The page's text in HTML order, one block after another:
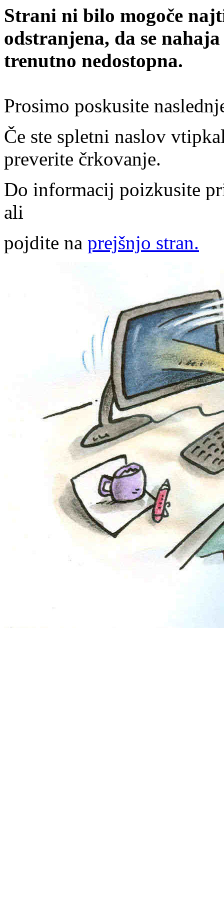
Strani ni bilo mogoče
odstranjena, da se
trenutno nedostopna.
Prosimo poskusite
Če ste spletni naslov
preverite črkovanje.
Do informacij poizkusite
ali
pojdite na prejšnjo stran.